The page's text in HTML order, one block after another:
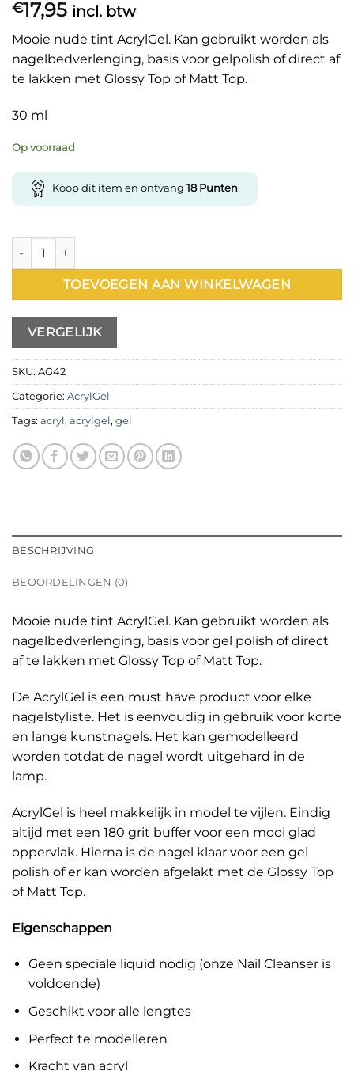
€17,95 incl. btw
Mooie nude tint AcrylGel. Kan gebruikt worden als
nagelbedverlenging, basis voor gelpolish of direct af
te lakken met Glossy Top of Matt Top.
30 ml
Op voorraad
Koop dit item en ontvang 18Punten
AcrylGel 42 30ml aantal
TOEVOEGEN AAN WINKELWAGEN
VERGELIJK
SKU: AG42
Categorie: AcrylGel
Tags: acryl, acrylgel, gel
BESCHRIJVING
BEOORDELINGEN (0)
Mooie nude tint AcrylGel. Kan gebruikt worden als
nagelbedverlenging, basis voor gel polish of direct
af te lakken met Glossy Top of Matt Top.
De AcrylGel is een must have product voor elke
nagelstyliste. Het is eenvoudig in gebruik voor korte
en lange kunstnagels. Het kan gemodelleerd
worden totdat de nagel wordt uitgehard in de
lamp.
AcrylGel is heel makkelijk in model te vijlen. Eindig
altijd met een 180 grit buffer voor een mooi glad
oppervlak. Hierna is de nagel klaar voor een gel
polish of er kan worden afgelakt met de Glossy Top
of Matt Top.
Eigenschappen
Geen speciale liquid nodig (onze Nail Cleanser is
voldoende)
Geschikt voor alle lengtes
Perfect te modelleren
Kracht van acryl